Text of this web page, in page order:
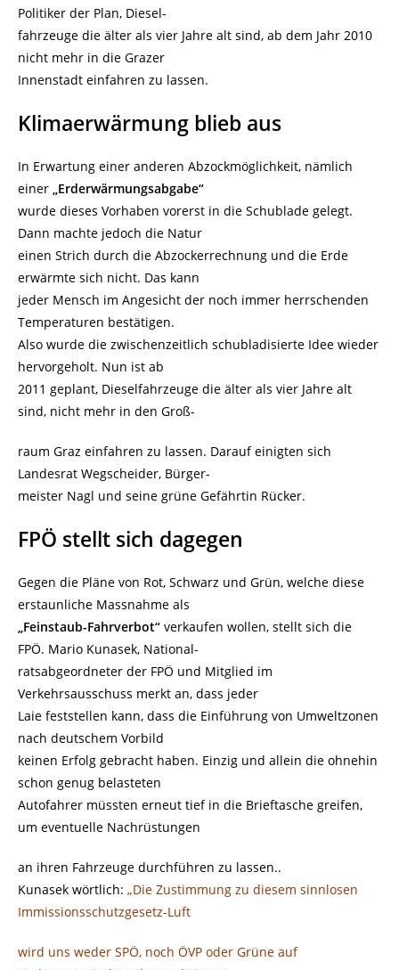
Politiker der Plan, Diesel-
fahrzeuge die älter als vier Jahre alt sind, ab dem Jahr 2010
nicht mehr in die Grazer
Innenstadt einfahren zu lassen.
Klimaerwärmung blieb aus
In Erwartung einer anderen Abzockmöglichkeit, nämlich
einer „Erderwärmungsabgabe“
wurde dieses Vorhaben vorerst in die Schublade gelegt.
Dann machte jedoch die Natur
einen Strich durch die Abzockerrechnung und die Erde
erwärmte sich nicht. Das kann
jeder Mensch im Angesicht der noch immer herrschenden
Temperaturen bestätigen.
Also wurde die zwischenzeitlich schubladisierte Idee wieder
hervorgeholt. Nun ist ab
2011 geplant, Dieselfahrzeuge die älter als vier Jahre alt
sind, nicht mehr in den Groß-
raum Graz einfahren zu lassen. Darauf einigten sich
Landesrat Wegscheider, Bürger-
meister Nagl und seine grüne Gefährtin Rücker.
FPÖ stellt sich dagegen
Gegen die Pläne von Rot, Schwarz und Grün, welche diese
erstaunliche Massnahme als
„Feinstaub-Fahrverbot“ verkaufen wollen, stellt sich die
FPÖ. Mario Kunasek, National-
ratsabgeordneter der FPÖ und Mitglied im
Verkehrsausschuss merkt an, dass jeder
Laie feststellen kann, dass die Einführung von Umweltzonen
nach deutschem Vorbild
keinen Erfolg gebracht haben. Einzig und allein die ohnehin
schon genug belasteten
Autofahrer müssten erneut tief in die Brieftasche greifen,
um eventuelle Nachrüstungen
an ihren Fahrzeuge durchführen zu lassen..
Kunasek wörtlich: „Die Zustimmung zu diesem sinnlosen
Immissionsschutzgesetz-Luft
wird uns weder SPÖ, noch ÖVP oder Grüne auf